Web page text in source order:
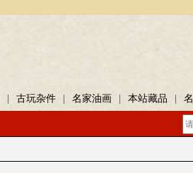
古玩杂件 名家油画 本站藏品